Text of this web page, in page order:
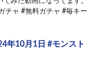
チャ #無料ガチャ #毎キー
年10月1日 #モンスト